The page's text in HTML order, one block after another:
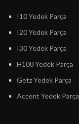
I10 Yedek Parça
I20 Yedek Parça
I30 Yedek Parça
H100 Yedek Parça
Getz Yedek Parça
Accent Yedek Parça